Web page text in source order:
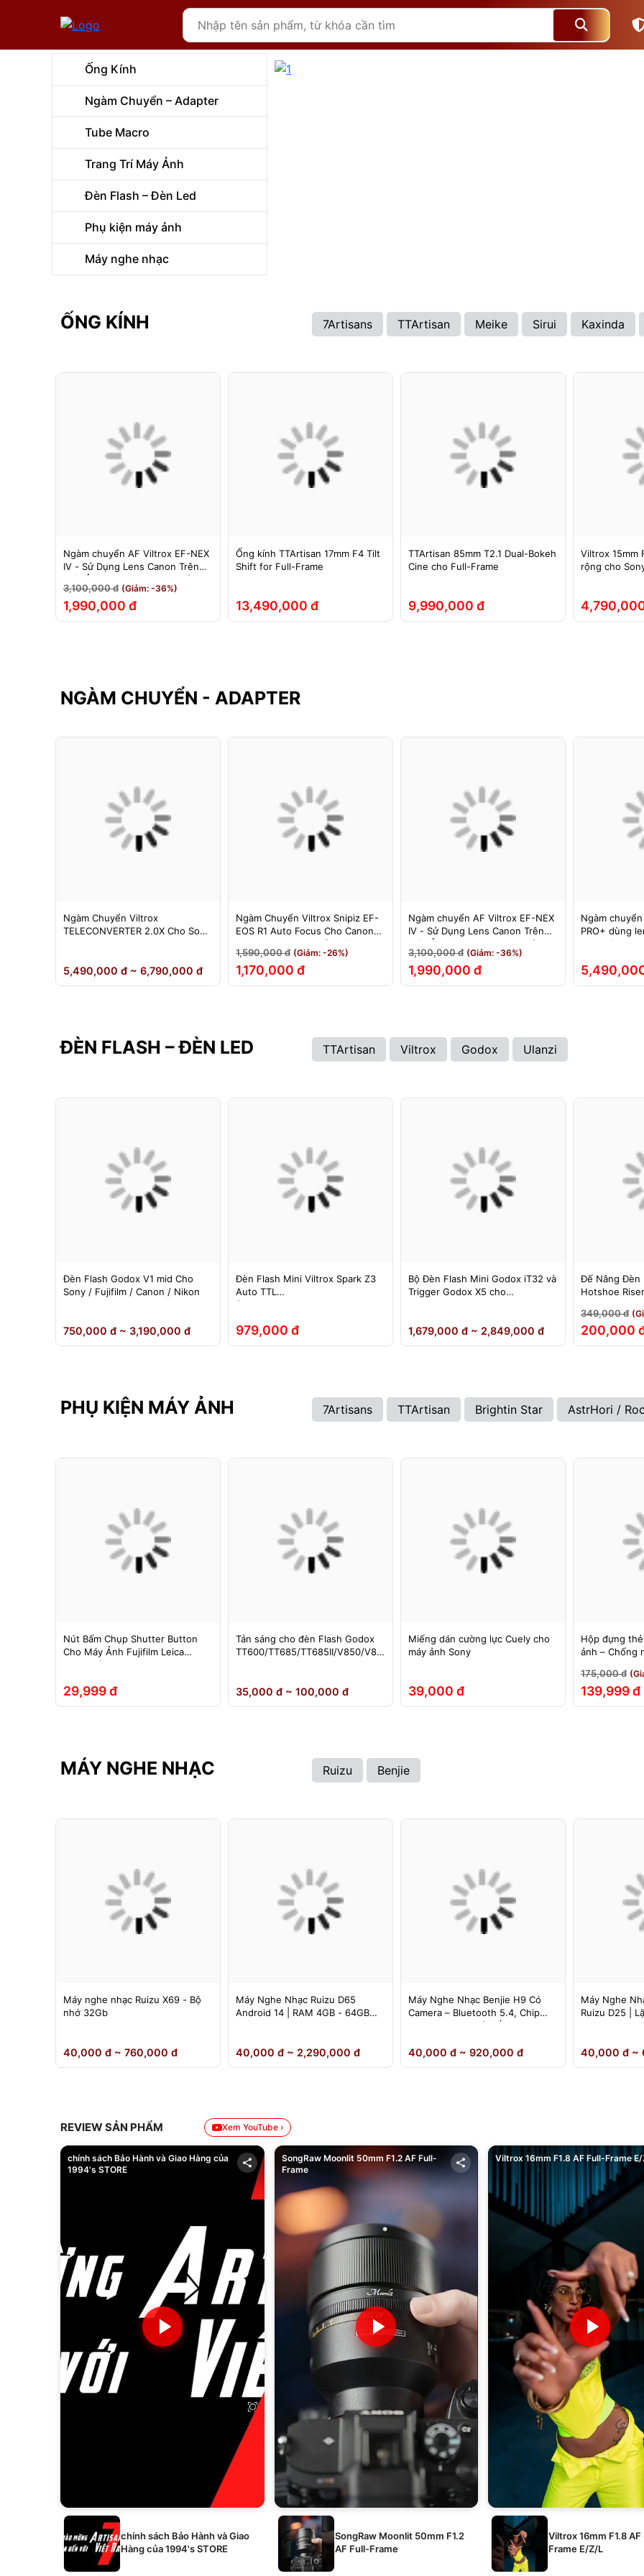
Ống Kính
Ngàm Chuyển – Adapter
Tube Macro
Trang Trí Máy Ảnh
Đèn Flash – Đèn Led
Phụ kiện máy ảnh
Máy nghe nhạc
ỐNG KÍNH 7Artisans TTArtisan Meike Sirui Kaxinda
Ngàm chuyển AF Viltrox EF-NEX
IV - Sử Dụng Lens Canon Trên
Máy Ảnh Sony E-Mount - Bảo
Hành 12 Tháng.
3,100,000 đ (Giảm: -36%)
1,990,000 đ
Ống kính TTArtisan 17mm F4 Tilt
Shift for Full-Frame
13,490,000 đ
TTArtisan 85mm T2.1 Dual-Bokeh
Cine cho Full-Frame
9,990,000 đ
Viltrox 15mm
rộng cho
NGÀM CHUYỂN - ADAPTER
Ngàm Chuyển Viltrox
TELECONVERTER 2.0X Cho Sony
5,490,000 đ ~ 6,790,000 đ
Ngàm Chuyển Viltrox Snipiz EF-
EOS R1 Auto Focus Cho Canon
EOS R/RP/R5/R6 - Bảo Hành 12
Tháng 1 Đổi 1
1,590,000 đ (Giảm: -26%)
1,170,000 đ
Ngàm chuyển AF Viltrox EF-NEX
IV - Sử Dụng Lens Canon Trên
Máy Ảnh Sony E-Mount - Bảo
Hành 12 Tháng.
3,100,000 đ (Giảm: -36%)
1,990,000 đ
Ngàm chuyển
PRO+ dùng
cho máy
ĐÈN FLASH – ĐÈN LED TTArtisan Viltrox Godox Ulanzi
Đèn Flash Godox V1 mid Cho
Sony / Fujifilm / Canon / Nikon
750,000 đ ~ 3,190,000 đ
Đèn Flash Mini Viltrox Spark Z3
Auto TTL
(Fuji/Sony/Canon/Nikon)
979,000 đ
Bộ Đèn Flash Mini Godox iT32 và
Trigger Godox X5 cho
1,679,000 đ ~ 2,849,000 đ
Đế Nâng Đèn
Hotshoe
iA32 Lux
349,000 đ
200,000
PHỤ KIỆN MÁY ẢNH 7Artisans TTArtisan Brightin Star AstrHori /
Nút Bấm Chụp Shutter Button
Cho Máy Ảnh Fujifilm Leica
Contax (Ren Xoáy)
29,999 đ
Tản sáng cho đèn Flash Godox
TT600/TT685/TT685II/V850/V85
35,000 đ ~ 100,000 đ
Miếng dán cường lực Cuely cho
máy ảnh Sony
39,000 đ
Hộp đựng
ảnh – Chống
175,000 đ
139,999 đ
MÁY NGHE NHẠC Ruizu Benjie
Máy nghe nhạc Ruizu X69 - Bộ
nhớ 32Gb
40,000 đ ~ 760,000 đ
Máy Nghe Nhạc Ruizu D65
Android 14 | RAM 4GB - 64GB
Chính Hãng
40,000 đ ~ 2,290,000 đ
Máy Nghe Nhạc Benjie H9 Có
Camera – Bluetooth 5.4, Chip
DSD Lossless, Cảm Ứng IPS –
40,000 đ ~ 920,000 đ
Máy Nghe
Ruizu D25 |
Loa Ngoài
40,000 đ ~
REVIEW SẢN PHẨM Xem YouTube ›
chính sách Bảo Hành và Giao Hàng của
1994's STORE
chính sách Bảo Hành và Giao
Hàng của 1994's STORE
SongRaw Moonlit 50mm F1.2 AF Full-
Frame
SongRaw Moonlit 50mm F1.2
AF Full-Frame
Viltrox 16mm F1.8 AF Full-Frame
Viltrox 16mm F1.8
Frame E/Z/L